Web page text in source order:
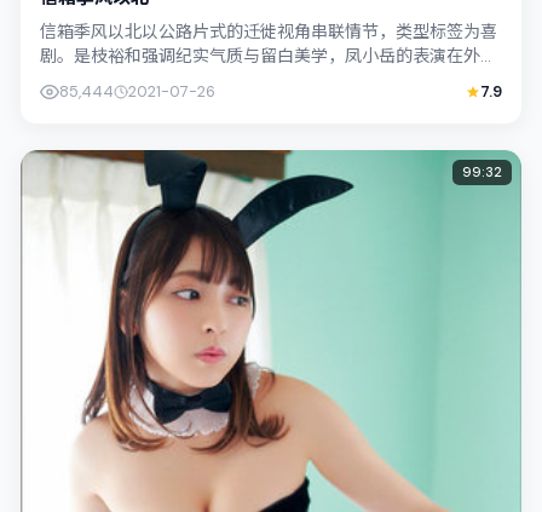
信箱季风以北以公路片式的迁徙视角串联情节，类型标签为喜
剧。是枝裕和强调纪实气质与留白美学，凤小岳的表演在外冷
内热之间切换；若你正在查找新加坡取景...
85,444 2021-07-26 7.9
99:32